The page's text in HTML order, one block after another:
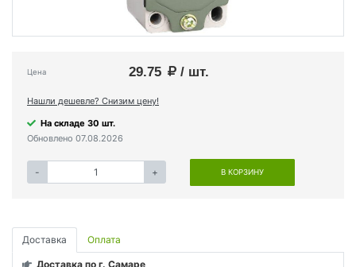
Цена 29.75 / шт.
Нашли дешевле? Снизим цену!
На складе 30 шт.
Обновлено 07.08.2026
- + В КОРЗИНУ
Доставка Оплата
Доставка по г. Самаре